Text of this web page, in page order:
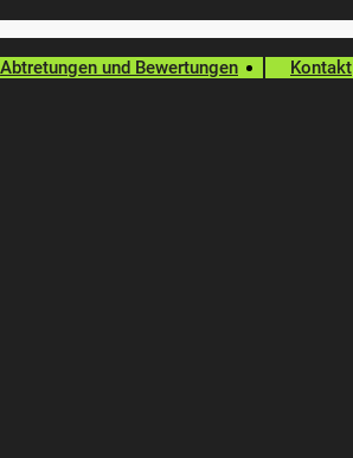
Abtretungen und Bewertungen Kontakt